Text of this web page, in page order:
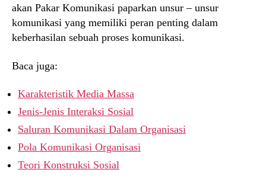
akan Pakar Komunikasi paparkan unsur – unsur
komunikasi yang memiliki peran penting dalam
keberhasilan sebuah proses komunikasi.
Baca juga:
Karakteristik Media Massa
Jenis-Jenis Interaksi Sosial
Saluran Komunikasi Dalam Organisasi
Pola Komunikasi Organisasi
Teori Konstruksi Sosial